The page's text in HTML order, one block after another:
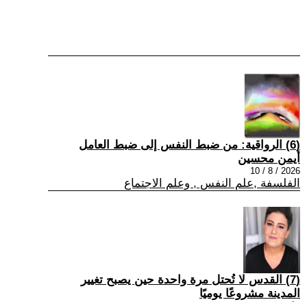
(6) الرواقية: من ضبط النفس إلى ضبط العامل
أيمن محسين
2026 / 8 / 10
الفلسفة ,علم النفس , وعلم الاجتماع
(7) القدس لا تُحتل مرة واحدة حين يصبح تغيير
المدينة مشروعًا يوميًا